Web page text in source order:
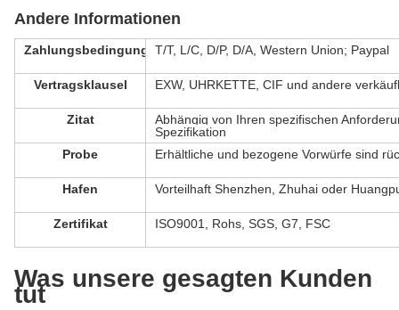
Andere Informationen
Zahlungsbedingung T/T, L/C, D/P, D/A, Western Union; Paypal
Vertragsklausel EXW, UHRKETTE, CIF und andere
Zitat
Abhängig von Ihren spezifischen
Spezifikation
Probe
Erhältliche und bezogene Vorwürfe sind
Hafen Vorteilhaft Shenzhen, Zhuhai oder
Zertifikat ISO9001, Rohs, SGS, G7, FSC
Was unsere gesagten Kunden
tut